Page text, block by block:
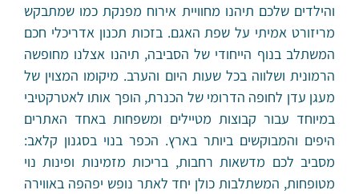
והילדים שלכם תיהנו מחוויית אירוח מפנקת כמו שמתבקש
מריזורט אמיתי על שפת האגם. בזכות תכנון אדריכלי חכם
המשתלב בנוף הייחודי של הסביבה, תיהנו אצלנו מחופשה
הרמונית ושלווה בכל שעות היום והערב. מיקומו המצוין של
מעגן עדן לחופה הדרומי של הכנרת, הופך אותו לאטרקטיבי
במיוחד עבור קבוצות מטיילים ומשפחות באחד האתרים
היפים והמבוקשים ביותר בארץ. הכפר בנוי בסגנון קלאב:
מסביב לכם מדשאות רחבות, בריכות מזמינות ופינות נוי
מטופחות, המשתלבות כולן יחד לאתר נופש יפהפה באווירה